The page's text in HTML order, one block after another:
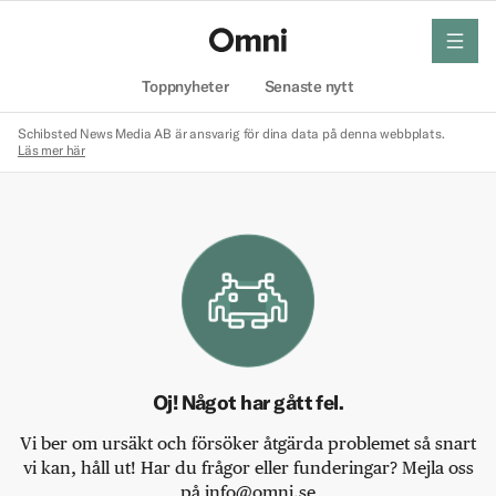
Toppnyheter Senaste nytt
meny
Schibsted News Media AB är ansvarig för dina data på denna webbplats.
Läs mer här
Oj! Något har gått fel.
Vi ber om ursäkt och försöker åtgärda problemet så snart
vi kan, håll ut! Har du frågor eller funderingar? Mejla oss